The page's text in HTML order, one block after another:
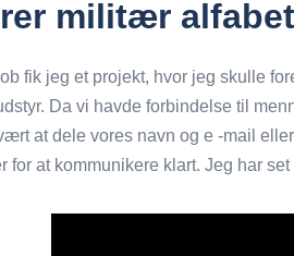
militær
job fik jeg et projekt, hvor jeg skulle
Da vi havde forbindelse til
at dele vores navn og e -mail
for at kommunikere klart. Jeg har